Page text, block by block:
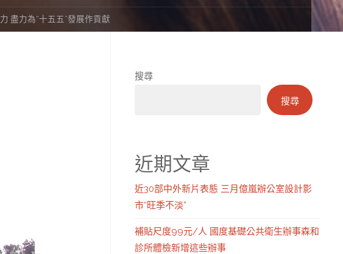
盡力為“十五五”發展作貢獻
搜尋
搜尋
近期文章
近30部中外新片表態 三月億嵐辦公室設計影
市“旺季不淡”
補貼尺度99元/人 國度基礎公共衛生辦事森和
診所體檢新增這些辦事